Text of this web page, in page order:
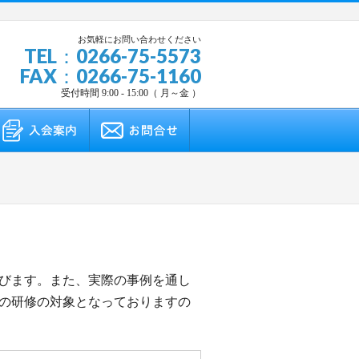
お気軽にお問い合わせください
TEL：0266-75-5573
FAX：0266-75-1160
受付時間 9:00 - 15:00（ 月～金 ）
ます。また、実際の事例を通し
研修の対象となっておりますの